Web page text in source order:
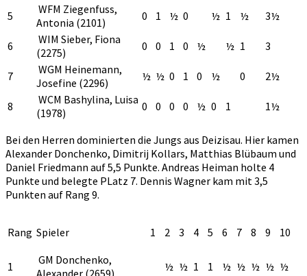
5
WFM Ziegenfuss,
Antonia (2101)
0 1 ½ 0 ½ 1 ½ 3½
6
WIM Sieber, Fiona
(2275)
0 0 1 0 ½ ½ 1 3
7
WGM Heinemann,
Josefine (2296)
½ ½ 0 1 0 ½ 0 2½
8
WCM Bashylina, Luisa
(1978)
0 0 0 0 ½ 0 1 1½
Bei den Herren dominierten die Jungs aus Deizisau. Hier kamen
Alexander Donchenko, Dimitrij Kollars, Matthias Blübaum und
Daniel Friedmann auf 5,5 Punkte. Andreas Heiman holte 4
Punkte und belegte PLatz 7. Dennis Wagner kam mit 3,5
Punkten auf Rang 9.
Rang Spieler 1 2 3 4 5 6 7 8 9 10
1
GM Donchenko,
Alexander (2659)
½ ½ 1 1 ½ ½ ½ ½ ½